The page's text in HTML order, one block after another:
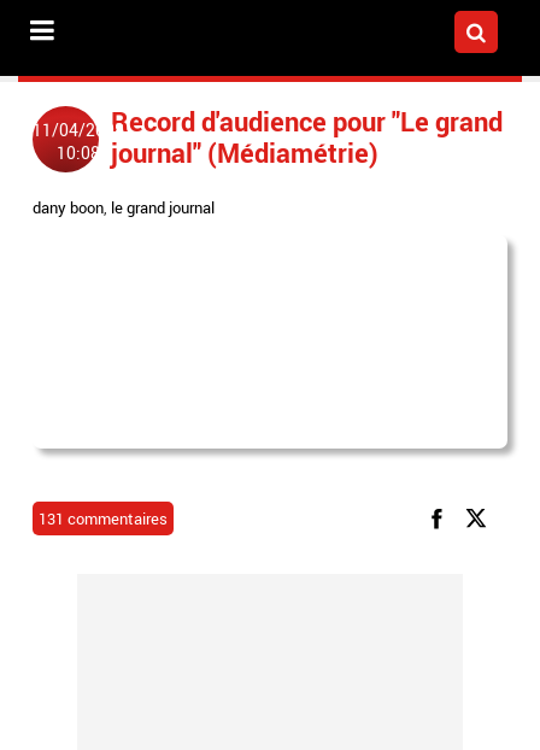
11/04/2008
10:08
Record d'audience pour "Le grand
journal" (Médiamétrie)
dany boon, le grand journal
131 commentaires